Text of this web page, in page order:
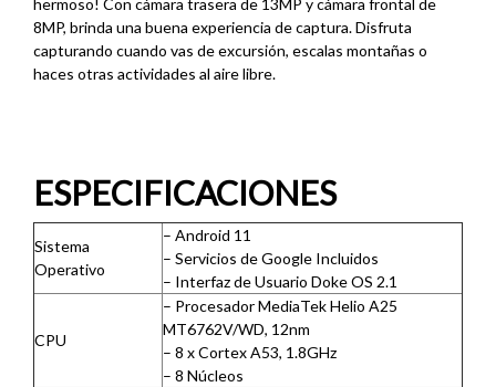
hermoso! Con cámara trasera de 13MP y cámara frontal de
8MP, brinda una buena experiencia de captura. Disfruta
capturando cuando vas de excursión, escalas montañas o
haces otras actividades al aire libre.
ESPECIFICACIONES
Sistema
Operativo
– Android 11
– Servicios de Google Incluidos
– Interfaz de Usuario Doke OS 2.1
CPU
– Procesador MediaTek Helio A25
MT6762V/WD, 12nm
– 8 x Cortex A53, 1.8GHz
– 8 Núcleos